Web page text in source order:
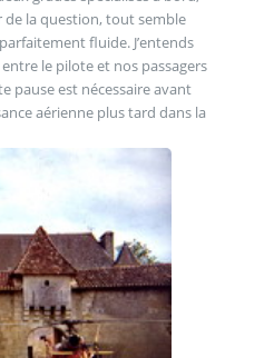
la question, tout semble
fluide. J’entends
le pilote et nos passagers
pause est nécessaire avant
aérienne plus tard dans la